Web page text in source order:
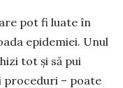
pot fi luate în
epidemiei. Unul
tot și să pui
proceduri – poate